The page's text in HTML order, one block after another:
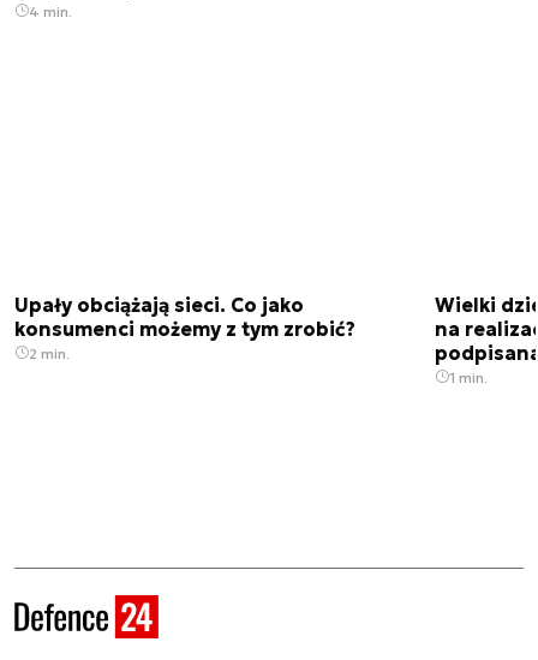
4 min.
Upały obciążają sieci. Co jako
konsumenci możemy z tym zrobić?
2 min.
Wielki
na
1 min.